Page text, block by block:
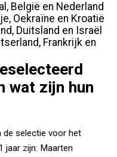
België en Nederland
Oekraïne en Kroatië
Duitsland en Israël
Frankrijk en
wat zijn hun
de selectie voor het
jaar zijn: Maarten